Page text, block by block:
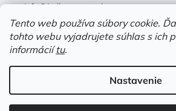
Tento web používa súbory cookie.
tohto webu vyjadrujete súhlas s ich
informáciítu.
Nastavenie
info@jedlonacesty.sk
+421 908 774 221
https://www.facebook.com/
Vytvoril